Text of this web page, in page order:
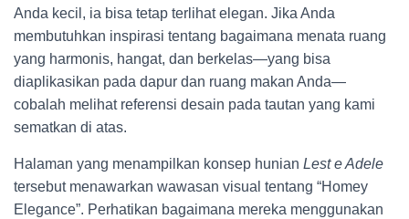
Anda kecil, ia bisa tetap terlihat elegan. Jika Anda
membutuhkan inspirasi tentang bagaimana menata ruang
yang harmonis, hangat, dan berkelas—yang bisa
diaplikasikan pada dapur dan ruang makan Anda—
cobalah melihat referensi desain pada tautan yang kami
sematkan di atas.
Halaman yang menampilkan konsep hunian Lest e Adele
tersebut menawarkan wawasan visual tentang “Homey
Elegance”. Perhatikan bagaimana mereka menggunakan